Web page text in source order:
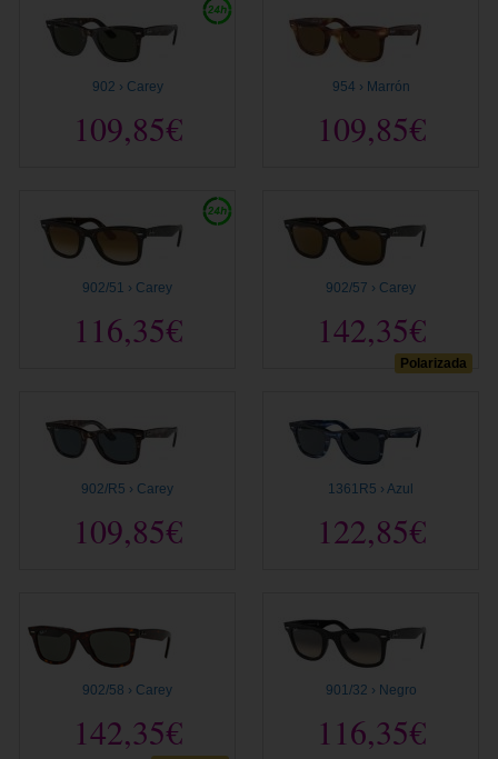
902 › Carey
109,85€
954 › Marrón
109,85€
902/51 › Carey
116,35€
Polarizada
902/57 › Carey
142,35€
902/R5 › Carey
109,85€
1361R5 › Azul
122,85€
902/58 › Carey
142,35€
901/32 › Negro
116,35€